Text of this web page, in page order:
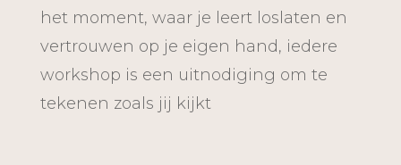
het moment, waar je leert loslaten en
vertrouwen op je eigen hand, iedere
workshop is een uitnodiging om te
tekenen zoals jij kijkt